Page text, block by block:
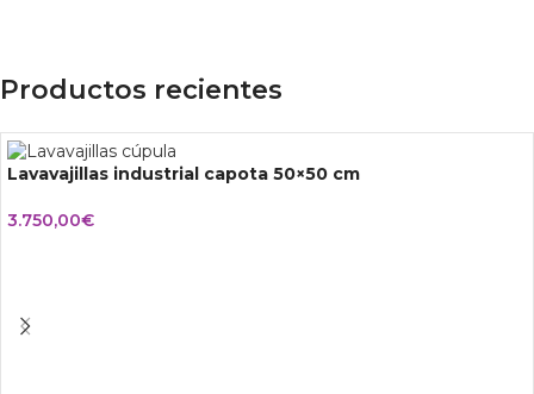
Productos recientes
Lavavajillas industrial capota 50×50 cm
3.750,00€